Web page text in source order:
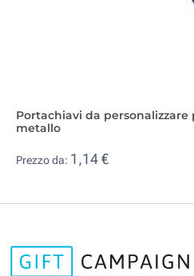
Portachiavi da
metallo
Prezzo da: 1,14 €